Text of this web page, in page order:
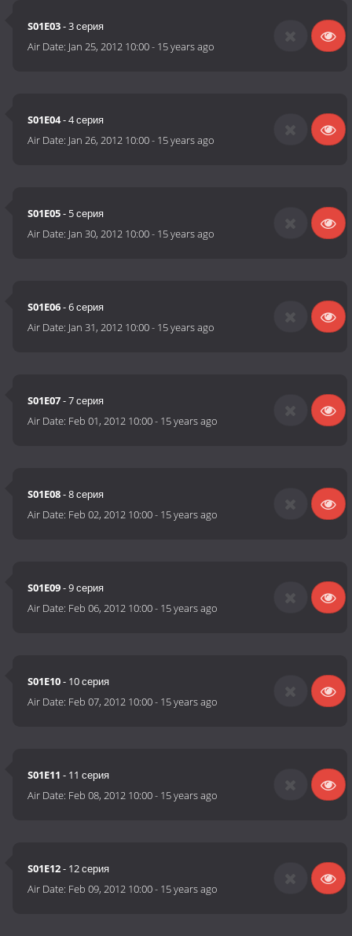
S01E03- 3 серия
Air Date: Jan 25, 2012 10:00- 15 years ago
S01E04- 4 серия
Air Date: Jan 26, 2012 10:00- 15 years ago
S01E05- 5 серия
Air Date: Jan 30, 2012 10:00- 15 years ago
S01E06- 6 серия
Air Date: Jan 31, 2012 10:00- 15 years ago
S01E07- 7 серия
Air Date: Feb 01, 2012 10:00- 15 years ago
S01E08- 8 серия
Air Date: Feb 02, 2012 10:00- 15 years ago
S01E09- 9 серия
Air Date: Feb 06, 2012 10:00- 15 years ago
S01E10- 10 серия
Air Date: Feb 07, 2012 10:00- 15 years ago
S01E11 - 11 серия
Air Date: Feb 08, 2012 10:00- 15 years ago
S01E12- 12 серия
Air Date: Feb 09, 2012 10:00- 15 years ago